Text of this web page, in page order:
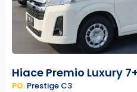
Hiace Premio Luxury
PO. Prestige C3